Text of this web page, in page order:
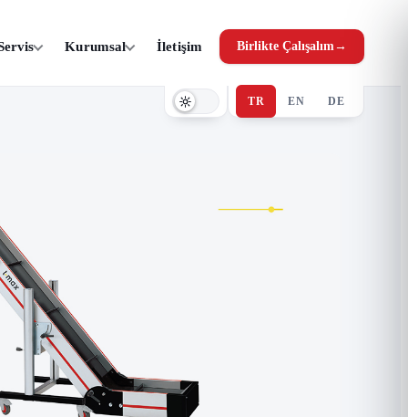
Kurumsal İletişim Birlikte Çalışalım→
TR EN DE